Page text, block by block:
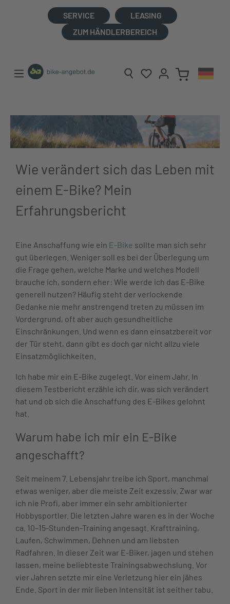
SERVICE
LEASING
ZUM HÄNDLERBEREICH
Wie verändert sich das Leben mit
einem E-Bike? Mein
Erfahrungsbericht
Eine Anschaffung wie ein E-Bike sollte man sich sehr
gut überlegen. Weniger soll es bei der Überlegung um
die Frage gehen, welche Marke und welches Modell
brauche ich, sondern eher: Wie werde ich das E-Bike
generell nutzen? Häufig steht der verlockende
Gedanke nie mehr anstrengend treten zu müssen im
Vordergrund, oft aber auch gesundheitliche
Einschränkungen. Und wenn es dann einsatzbereit vor
der Tür steht, dann gibt es doch gar nicht allzu viele
Einsatzmöglichkeiten.
Ich habe mir ein E-Bike zugelegt. Vor einem Jahr. In
diesem Testbericht erzähle ich dir, was sich verändert
hat und ob sich die Anschaffung des E-Bikes gelohnt
hat.
Warum habe ich mir ein E-Bike
angeschafft?
Seit meinem 7. Lebensjahr treibe ich Sport, manchmal
etwas weniger, aber die meiste Zeit exzessiv. Zwar war
ich nie Profi, aber immer ein sehr ambitionierter
Hobbysportler. Die letzten Jahre waren es in der Woche
ca. 10–15-Stunden-Training angesagt. Krafttraining,
Laufen, Schwimmen, Dehnen und am liebsten
Radfahren. In dieser Zeit war E-Biker, jagen und stehen
lassen, meine beliebteste Trainingsabwechslung. Vor
vier Jahren setzte mir eine Verletzung hier ein jähes
Ende. Sport in der mir lieben Intensität ist seither tabu.